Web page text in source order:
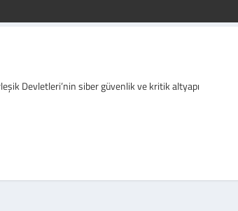
Devletleri’nin siber güvenlik ve kritik altyapı